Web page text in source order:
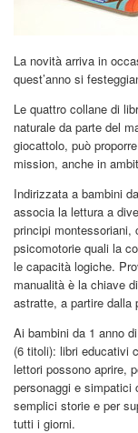
La novità arriva in
quest’anno si
Le quattro collane di
naturale da parte del
giocattolo, può
mission, anche in
Indirizzata a bambini
associa la lettura a
principi montessoriani,
psicomotorie quali la
le capacità logiche.
manualità è la chiave
astratte, a partire dalla
Ai bambini da 1 anno
(6 titoli): libri educativi
lettori possono aprire,
personaggi e
semplici storie e per
tutti i giorni.